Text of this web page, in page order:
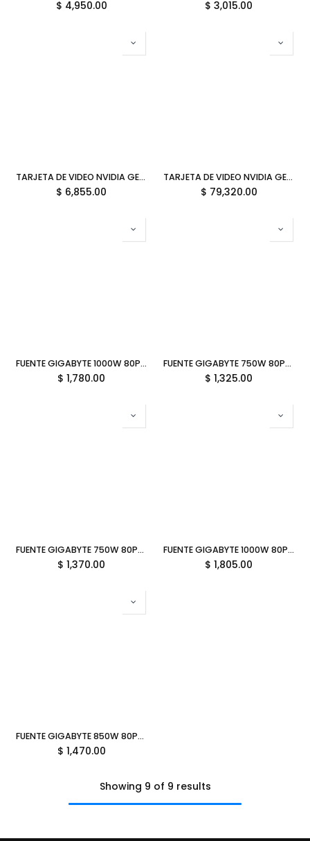
$ 4,950.00 $ 3,015.00
TARJETA DE VIDEO NVIDIA GEFORCE RTX5060 8GB OC GDDR7 GIGABYTE WINDFORCE MAX GV-N5060WF2MAX OC-8GD 12M DE GARANTIA
$ 6,855.00
TARJETA DE VIDEO NVIDIA GEFORCE RTX5090 32GB GDDR7 GIGABYTE AORUS STEALTH GV-N5090AORUSST ICE-32GD 12M DE GARANTIA
$ 79,320.00
FUENTE GIGABYTE 1000W 80PLUS GOLD ATX MODULAR NEGRO GP-UD1000GM PG5 V2 12M DE GARANTIA
$ 1,780.00
FUENTE GIGABYTE 750W 80PLUS GOLD ATX MODULAR NEGRO GP-UD750GM PG5 V2 12M DE GARANTIA
$ 1,325.00
FUENTE GIGABYTE 750W 80PLUS GOLD ATX MODULAR BLANCO GP-UD750GM PG5 ICE 12M DE GARANTIA
$ 1,370.00
FUENTE GIGABYTE 1000W 80PLUS GOLD ATX MODULAR BLANCO GP-UD1000GM PG5 ICE 12M DE GARANTIA
$ 1,805.00
FUENTE GIGABYTE 850W 80PLUS GOLD ATX MODULAR NEGRO GP-UD850GM PG5 V2 12M DE GARANTIA
$ 1,470.00
Showing 9 of 9 results